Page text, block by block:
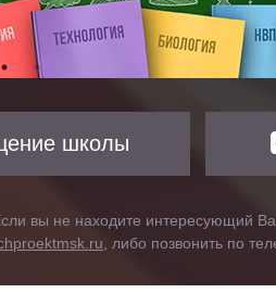
школы
вы не находите интересующий
, либо позвонить по